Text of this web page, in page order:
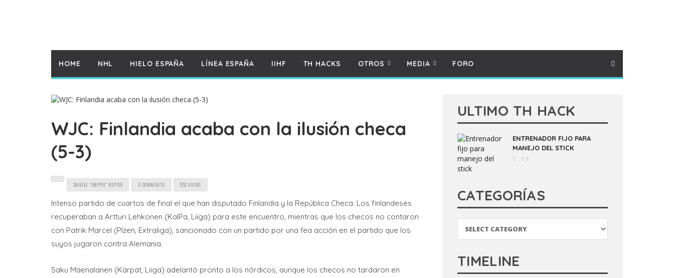
HOME NHL HIELO ESPAÑA LÍNEA ESPAÑA IIHF TH HACKS OTROS MEDIA FORO
WJC: Finlandia acaba con la ilusión checa
(5-3)
DANIEL "EMPPU" REPISO 0 COMMENTS 552 VIEWS
Intenso partido de cuartos de final el que han disputado Finlandia y la República Checa. Los finlandeses
recuperaban a Artturi Lehkonen (KalPa, Liiga) para este encuentro, mientras que los checos no contaron
con Patrik Marcel (Plzen, Extraliga), sancionado con un partido por una fea acción en el partido que los
suyos jugaron contra Alemania.
Saku Mäenalanen (Kärpät, Liiga) adelantó pronto a los nórdicos, aunque los checos no tardaron en
ULTIMO TH HACK
ENTRENADOR FIJO PARA
MANEJO DEL STICK
0
CATEGORÍAS
TIMELINE